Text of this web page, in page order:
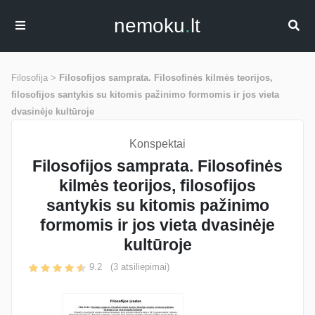
nemoku.lt
Filosofija > Filosofijos samprata. Filosofinės kilmės teorijos,
filosofijos santykis su kitomis pažinimo formomis ir jos vieta
dvasinėje kultūroje
Konspektai
Filosofijos samprata. Filosofinės
kilmės teorijos, filosofijos
santykis su kitomis pažinimo
formomis ir jos vieta dvasinėje
kultūroje
9.2 (3 atsiliepimai)